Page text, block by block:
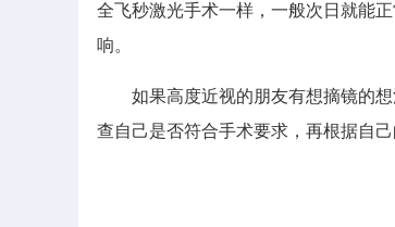
全飞秒激光手术一样，一般次日就能
响。
如果高度近视的朋友有想摘镜的想
查自己是否符合手术要求，再根据自